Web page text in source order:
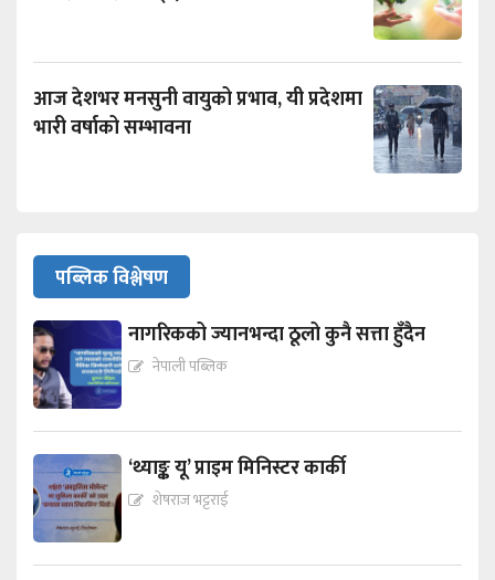
आज देशभर मनसुनी वायुको प्रभाव, यी प्रदेशमा
भारी वर्षाको सम्भावना
पब्लिक विश्लेषण
नागरिकको ज्यानभन्दा ठूलो कुनै सत्ता हुँदैन
नेपाली पब्लिक
‘थ्याङ्क यू’ प्राइम मिनिस्टर कार्की
शेषराज भट्टराई